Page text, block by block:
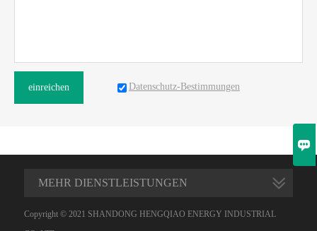
einreichen Datenschutz-Bestimmungen
MEHR DIENSTLEISTUNGEN
Copyright © 2021 SHANDONG HENGQIAO ENERGY INDUSTRIAL
